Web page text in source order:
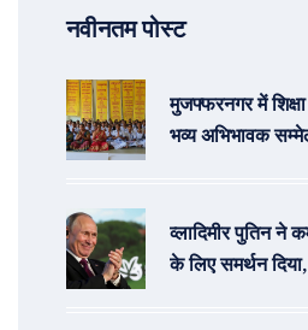
नवीनतम पोस्ट
मुजफ्फरनगर में
भव्य अभिभावक
व्लादिमीर पुतिन ने
के लिए समर्थन